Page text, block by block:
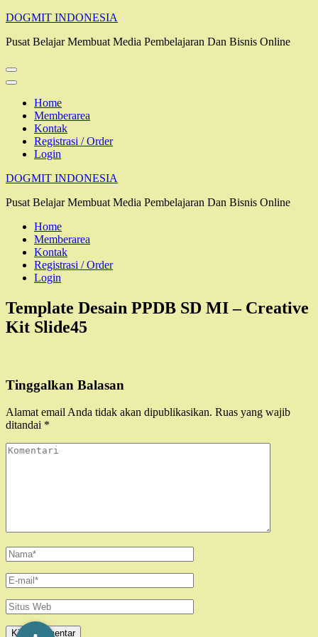
Lompat
konten
Enter)
DOGMIT INDONESIA
Pusat Belajar Membuat Media Pembelajaran Dan Bisnis Online
Home
Memberarea
Kontak
Registrasi / Order
Login
DOGMIT INDONESIA
Pusat Belajar Membuat Media Pembelajaran Dan Bisnis Online
Home
Memberarea
Kontak
Registrasi / Order
Login
Template Desain PPDB SD MI – Creative
Kit Slide45
Tinggalkan Balasan
Alamat email Anda tidak akan dipublikasikan. Ruas yang wajib
ditandai *
Komentari
Name*
Email*
Situs
Web